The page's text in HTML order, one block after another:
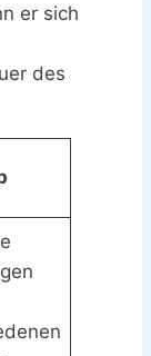
er sich
des